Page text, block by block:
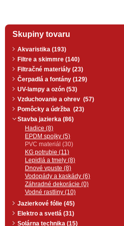
Skupiny tovaru
Akvaristika (193)
Filtre a skimmre (140)
Filtračné materiály (23)
Čerpadlá a fontány (129)
UV-lampy a ozón (53)
Vzduchovanie a ohrev (57)
Pomôcky a údržba (23)
Stavba jazierka (86)
Hadice (8)
EPDM spojky (5)
PVC materiál (30)
KG potrubie (11)
Lepidlá a tmely (8)
Dnové vpuste (8)
Vodopády a kaskády (6)
Záhradné dekorácie (0)
Vodné rastliny (10)
Jazierkové fólie (45)
Elektro a svetlá (31)
Solárna technika (15)